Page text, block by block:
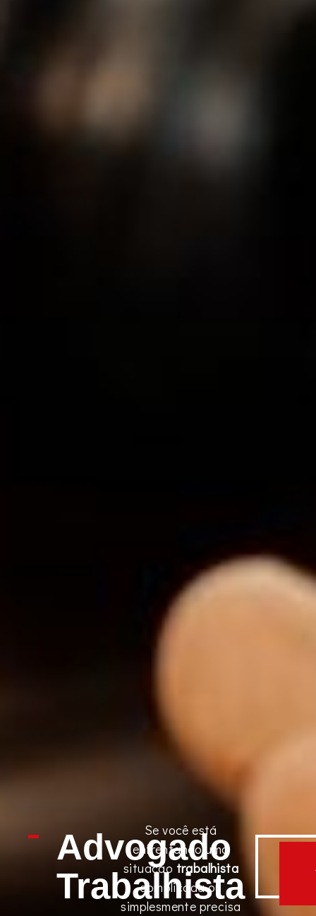
Advogado
Trabalhista
Se você está
enfrentando uma
situação trabalhista
complicada ou
simplesmente precisa